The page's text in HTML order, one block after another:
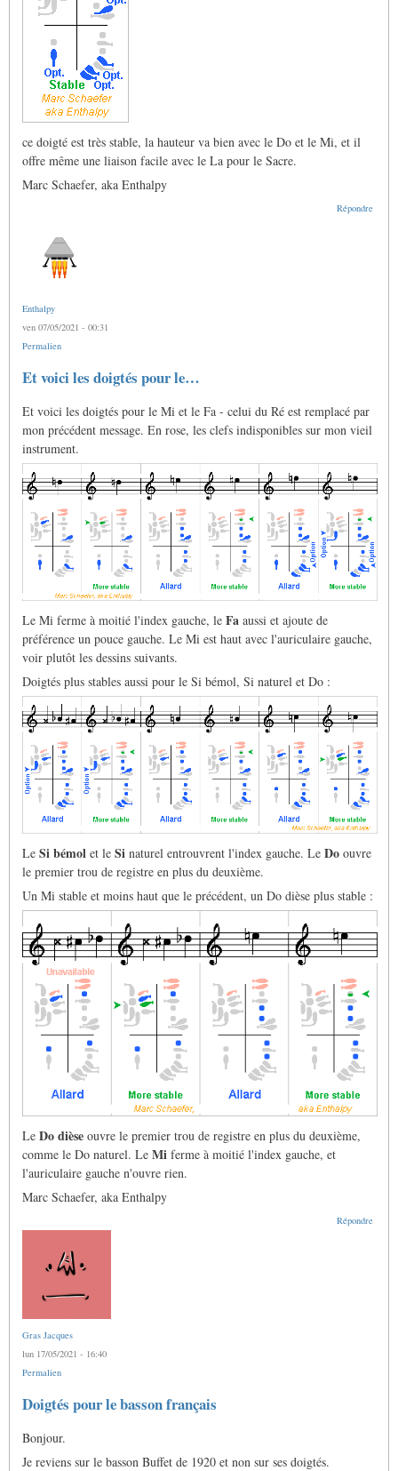
ce doigté est très stable, la hauteur va bien avec le Do et le Mi, et il
offre même une liaison facile avec le La pour le Sacre.
Marc Schaefer, aka Enthalpy
Répondre
Enthalpy
ven 07/05/2021 - 00:31
Permalien
Et voici les doigtés pour le…
Et voici les doigtés pour le Mi et le Fa - celui du Ré est remplacé par
mon précédent message. En rose, les clefs indisponibles sur mon vieil
instrument.
Le Mi ferme à moitié l'index gauche, le Fa aussi et ajoute de
préférence un pouce gauche. Le Mi est haut avec l'auriculaire gauche,
voir plutôt les dessins suivants.
Doigtés plus stables aussi pour le Si bémol, Si naturel et Do :
Le Si bémol et le Si naturel entrouvrent l'index gauche. Le Do ouvre
le premier trou de registre en plus du deuxième.
Un Mi stable et moins haut que le précédent, un Do dièse plus stable :
Le Do dièse ouvre le premier trou de registre en plus du deuxième,
comme le Do naturel. Le Mi ferme à moitié l'index gauche, et
l'auriculaire gauche n'ouvre rien.
Marc Schaefer, aka Enthalpy
Répondre
Gras Jacques
lun 17/05/2021 - 16:40
Permalien
Doigtés pour le basson français
Bonjour.
Je reviens sur le basson Buffet de 1920 et non sur ses doigtés.